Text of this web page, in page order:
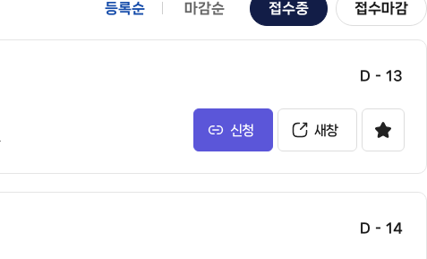
등록순 마감순 접수중 접수마감
D - 13
신청 새창
D - 14